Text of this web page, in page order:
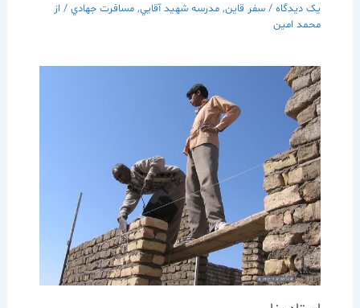
یک دیدگاه / سفر قاين, مدرسه شهيد آقايي, مسافرت جهادي/ از
محمد امین